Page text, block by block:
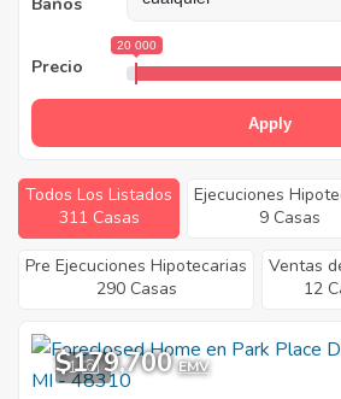
Precio
20 000
Apply
Todos Los Listados
311 Casas
Ejecuciones
9 Casas
Pre Ejecuciones Hipotecarias
290 Casas
Ventas
12
1
$179,700 EMV